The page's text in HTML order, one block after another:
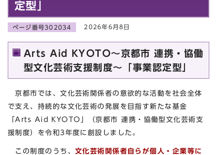
定型」
ページ番号302034 2026年6月8日
Arts Aid KYOTO～京都市 連携・協働
型文化芸術支援制度～「事業認定型」
京都市では、文化芸術関係者の意欲的な活動を社会全体
で支え、持続的な文化芸術の発展を目指す新たな基金
「Arts Aid KYOTO」（京都市 連携・協働型文化芸術支
援制度）を令和3年度に創設しました。
この制度のうち、 文化芸術関係者自らが個人・企業等に